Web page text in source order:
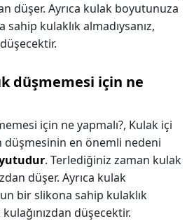
düşer. Ayrıca kulak boyutunuza
kulaklık almadıysanız,
düşmemesi için ne
için ne yapmalı?, Kulak içi
düşmesinin en önemli nedeni
. Terlediğiniz zaman kulak
düşer. Ayrıca kulak
bir slikona sahip kulaklık
kulağınızdan düşecektir.